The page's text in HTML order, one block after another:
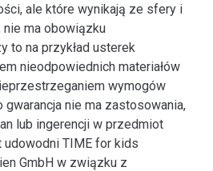
ale które wynikają ze sfery i
ma obowiązku
to na przykład usterek
nieodpowiednich materiałów
wymogów
gwarancja nie ma zastosowania,
lub ingerencji w przedmiot
udowodni TIME for kids
GmbH w związku z